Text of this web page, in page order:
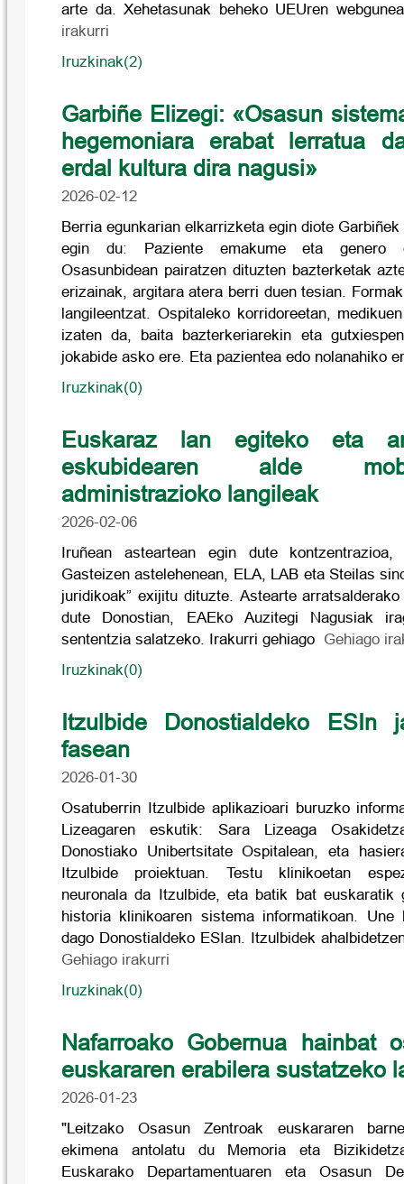
arte da. Xehetasunak beheko UEUren
irakurri
Iruzkinak(2)
Garbiñe Elizegi: «Osasun
hegemoniara erabat lerratua
erdal kultura dira nagusi»
2026-02-12
Berria egunkarian elkarrizketa egin diote
egin du: Paziente emakume eta genero
Osasunbidean pairatzen dituzten bazterketak
erizainak, argitara atera berri duen tesian.
langileentzat. Ospitaleko korridoreetan,
izaten da, baita bazterkeriarekin eta
jokabide asko ere. Eta pazientea edo nolanahiko
Iruzkinak(0)
Euskaraz lan egiteko eta
eskubidearen alde
administrazioko langileak
2026-02-06
Iruñean asteartean egin dute
Gasteizen astelehenean, ELA, LAB eta Steilas
juridikoak” exijitu dituzte. Astearte
dute Donostian, EAEko Auzitegi Nagusiak
sententzia salatzeko. Irakurri gehiago Gehiago
Iruzkinak(0)
Itzulbide Donostialdeko ESIn
fasean
2026-01-30
Osatuberrin Itzulbide aplikazioari buruzko
Lizeagaren eskutik: Sara Lizeaga
Donostiako Unibertsitate Ospitalean, eta
Itzulbide proiektuan. Testu klinikoetan
neuronala da Itzulbide, eta batik bat euskaratik
historia klinikoaren sistema informatikoan. Une
dago Donostialdeko ESIan. Itzulbidek
Gehiago irakurri
Iruzkinak(0)
Nafarroako Gobernua hainbat
euskararen erabilera sustatzeko
2026-01-23
"Leitzako Osasun Zentroak euskararen
ekimena antolatu du Memoria eta
Euskarako Departamentuaren eta Osasun